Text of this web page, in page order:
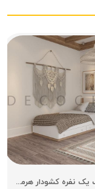
تخت خواب یک نفره کشودار هرمس عرض 90